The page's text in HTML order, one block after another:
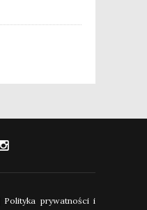
Polityka prywatności i